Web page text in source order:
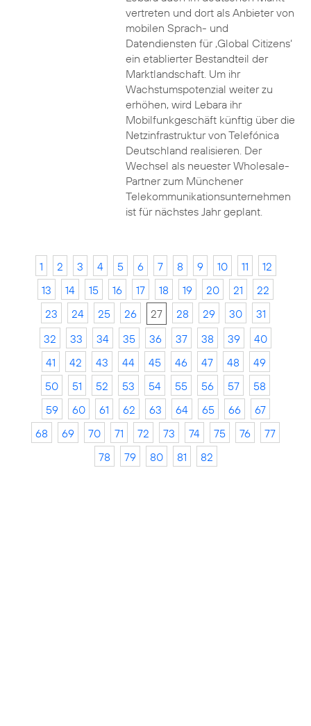
vertreten und dort als Anbieter von
mobilen Sprach- und
Datendiensten für ‚Global Citizens‘
ein etablierter Bestandteil der
Marktlandschaft. Um ihr
Wachstumspotenzial weiter zu
erhöhen, wird Lebara ihr
Mobilfunkgeschäft künftig über die
Netzinfrastruktur von Telefónica
Deutschland realisieren. Der
Wechsel als neuester Wholesale-
Partner zum Münchener
Telekommunikationsunternehmen
ist für nächstes Jahr geplant.
1 2 3 4 5 6 7 8 9 10 11
12
13
14 15 16 17 18 19 20 21
22
23
24 25 26 27 28 29 30
31
32
33 34 35 36 37 38 39
40
41
42 43 44 45 46 47 48
49
50
51 52 53 54 55 56 57
58
59
60 61 62 63 64 65 66
67
68
69 70 71 72 73 74 75 76
77
78
79 80 81 82